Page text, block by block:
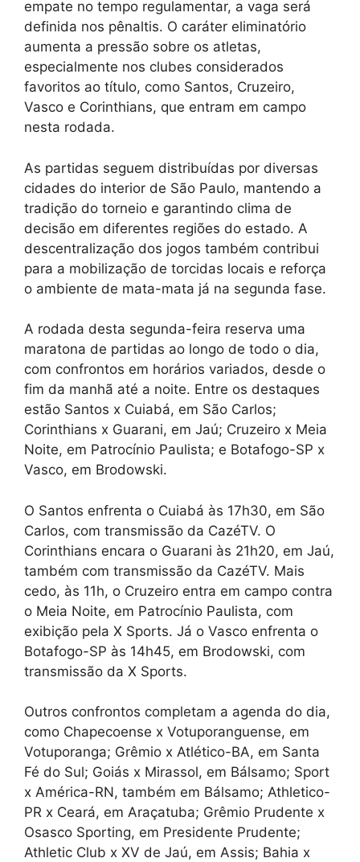
empate no tempo regulamentar, a vaga será
definida nos pênaltis. O caráter eliminatório
aumenta a pressão sobre os atletas,
especialmente nos clubes considerados
favoritos ao título, como Santos, Cruzeiro,
Vasco e Corinthians, que entram em campo
nesta rodada.
As partidas seguem distribuídas por diversas
cidades do interior de São Paulo, mantendo a
tradição do torneio e garantindo clima de
decisão em diferentes regiões do estado. A
descentralização dos jogos também contribui
para a mobilização de torcidas locais e reforça
o ambiente de mata-mata já na segunda fase.
A rodada desta segunda-feira reserva uma
maratona de partidas ao longo de todo o dia,
com confrontos em horários variados, desde o
fim da manhã até a noite. Entre os destaques
estão Santos x Cuiabá, em São Carlos;
Corinthians x Guarani, em Jaú; Cruzeiro x Meia
Noite, em Patrocínio Paulista; e Botafogo-SP x
Vasco, em Brodowski.
O Santos enfrenta o Cuiabá às 17h30, em São
Carlos, com transmissão da CazéTV. O
Corinthians encara o Guarani às 21h20, em Jaú,
também com transmissão da CazéTV. Mais
cedo, às 11h, o Cruzeiro entra em campo contra
o Meia Noite, em Patrocínio Paulista, com
exibição pela X Sports. Já o Vasco enfrenta o
Botafogo-SP às 14h45, em Brodowski, com
transmissão da X Sports.
Outros confrontos completam a agenda do dia,
como Chapecoense x Votuporanguense, em
Votuporanga; Grêmio x Atlético-BA, em Santa
Fé do Sul; Goiás x Mirassol, em Bálsamo; Sport
x América-RN, também em Bálsamo; Athletico-
PR x Ceará, em Araçatuba; Grêmio Prudente x
Osasco Sporting, em Presidente Prudente;
Athletic Club x XV de Jaú, em Assis; Bahia x